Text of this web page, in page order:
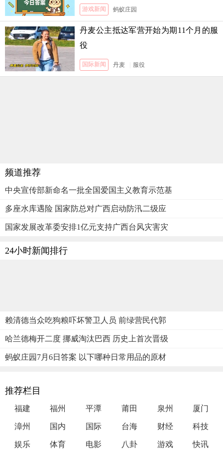
月5日答案
游戏新闻 蚂蚁庄园
丹麦公主抵达军营开始为期11个月的服
役
国际新闻 丹麦 服役
频道推荐
中央宣传部新命名一批全国爱国主义教育示范基
多座水库遇险 国家防总对广西启动防汛二级应
国家发展改革委安排1亿元支持广西台风灾害灾
24小时新闻排行
赖清德当众吃狗粮吓坏警卫人员 前绿营民代郭
哈兰德梅开二度 挪威淘汰巴西 历史上首次晋级
蚂蚁庄园7月6日答案 以下哪种日常用品的原材
推荐栏目
福建 福州 平潭 莆田 泉州 厦门
漳州 国内 国际 台海 财经 科技
娱乐 体育 电影 八卦 游戏 快讯